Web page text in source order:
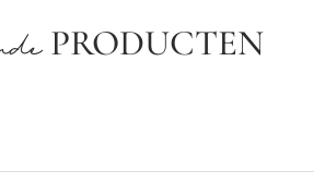
PRODUCTEN